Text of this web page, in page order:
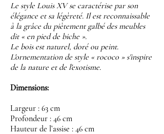
Le style Louis XV se caractérise par son
élégance et sa légèreté. Il est reconnaissable
à la grâce du piètement galbé des meubles
dit « en pied de biche ».
Le bois est naturel, doré ou peint.
L'ornementation de style « rococo » s'inspire
de la nature et de l'exotisme.
Dimensions:
Largeur : 63 cm
Profondeur : 46 cm
Hauteur de l’assise : 46 cm